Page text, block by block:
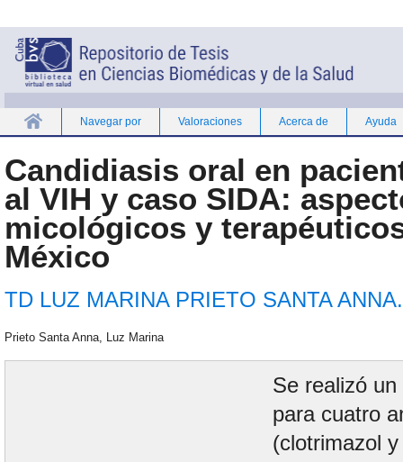
Navegar por Valoraciones Acerca de Ayuda
Candidiasis oral en
al VIH y caso SIDA:
micológicos y
México
TD LUZ MARINA PRIETO SANTA
Prieto Santa Anna, Luz Marina
Se realizó
para cuatro
(clotrimazol